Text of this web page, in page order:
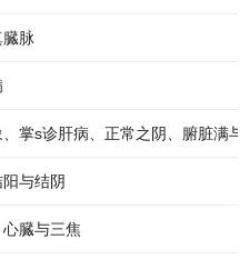
臓脉
掌s诊肝病、正常之阴、腑脏满与
与结阴
心臓与三焦